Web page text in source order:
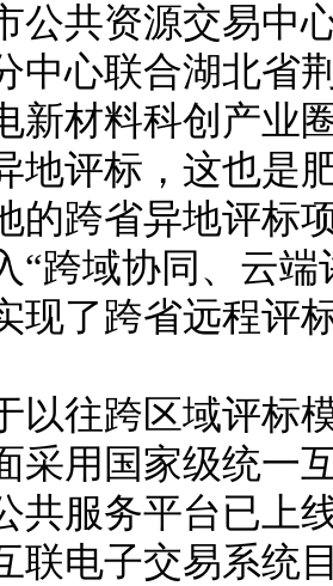
公共资源交易中
中心联合湖北省
新材料科创产业
地评标，这也是
的跨省异地评标
“跨域协同、云
现了跨省远程评
以往跨区域评标
采用国家级统一
共服务平台已上
联电子交易系统